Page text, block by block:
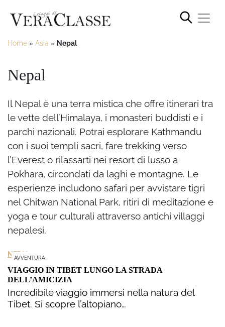
Home » Asia » Nepal
Nepal
Il Nepal è una terra mistica che offre itinerari tra
le vette dell’Himalaya, i monasteri buddisti e i
parchi nazionali. Potrai esplorare Kathmandu
con i suoi templi sacri, fare trekking verso
l’Everest o rilassarti nei resort di lusso a
Pokhara, circondati da laghi e montagne. Le
esperienze includono safari per avvistare tigri
nel Chitwan National Park, ritiri di meditazione e
yoga e tour culturali attraverso antichi villaggi
nepalesi.
AVVENTURA
NEPAL
VIAGGIO IN TIBET LUNGO LA STRADA
DELL’AMICIZIA
Incredibile viaggio immersi nella natura del
Tibet. Si scopre l’altopiano…